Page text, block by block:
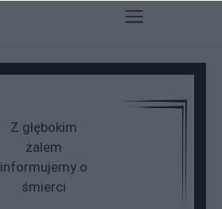
Z głębokim
żalem
informujemy o
śmierci